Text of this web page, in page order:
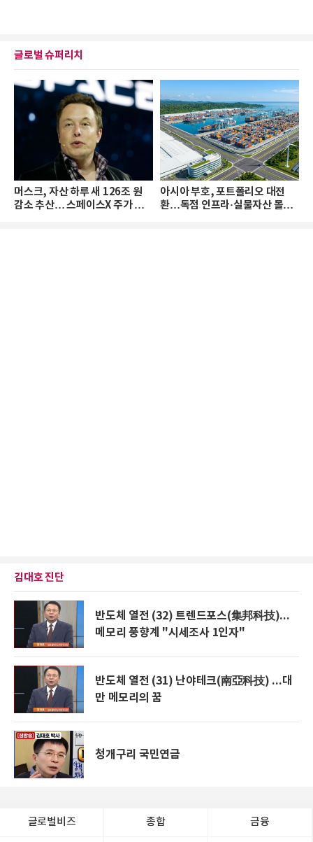
글로벌 슈퍼리치
머스크, 자산 하루 새 126조 원
감소 추산… 스페이스X 주가 하
아시아 부호, 포트폴리오 대전
환…독점 인프라·실물자산 몰린
김대호 진단
반도체 열전 (32) 트렌드포스(集邦科技)...
메모리 풍향계 "시세조사 1인자"
반도체 열전 (31) 난야테크(南亞科技) ...대
만 메모리의 꿈
청개구리 국민연금
글로벌비즈 종합 금융